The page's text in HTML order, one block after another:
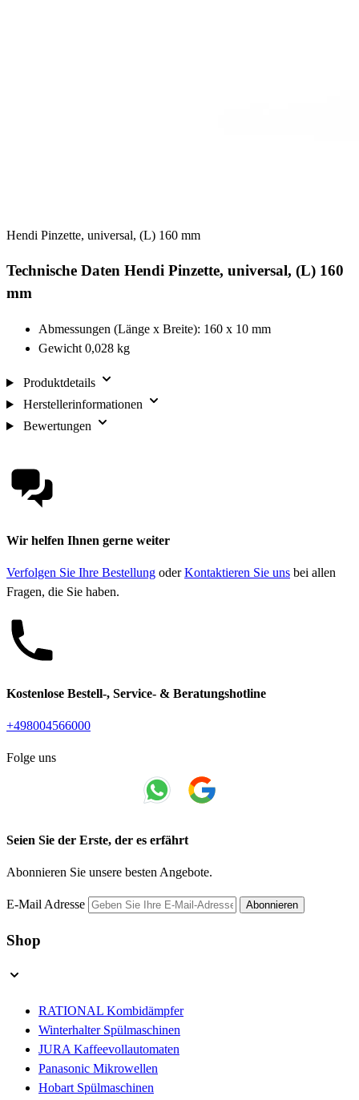
Hendi Pinzette, universal, (L) 160 mm
Technische Daten Hendi Pinzette, universal, (L) 160
mm
Abmessungen (Länge x Breite): 160 x 10 mm
Gewicht 0,028 kg
Produktdetails
Herstellerinformationen
Bewertungen
Wir helfen Ihnen gerne weiter
Verfolgen Sie Ihre Bestellung oderKontaktieren Sie uns bei allen
Fragen, die Sie haben.
Kostenlose Bestell-, Service- & Beratungshotline
+498004566000
Folge uns
Seien Sie der Erste, der es erfährt
Abonnieren Sie unsere besten Angebote.
E-Mail Adresse Abonnieren
Shop
RATIONAL Kombidämpfer
Winterhalter Spülmaschinen
JURA Kaffeevollautomaten
Panasonic Mikrowellen
Hobart Spülmaschinen